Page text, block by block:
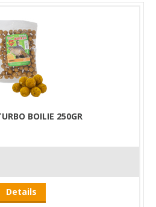
BOILIE 250GR
Details